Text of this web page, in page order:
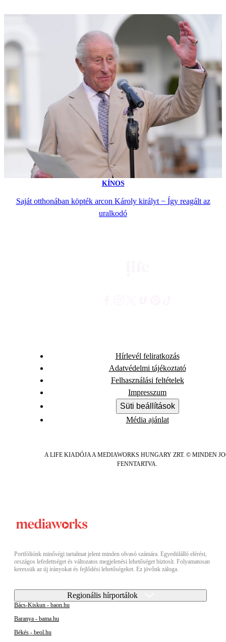
KÍNOS
Saját otthonában köpték arcon Károly királyt − Így reagált az
uralkodó
Hírlevél feliratkozás
Adatvédelmi tájékoztató
Felhasználási feltételek
Impresszum
Süti beállítások
Média ajánlat
A LIFE KIADÓJA A MEDIAWORKS HUNGARY ZRT. © MINDEN
FENNTARTVA.
Portfóliónk minőségi tartalmat jelent minden olvasó számára. Egyedülálló elérést,
országos lefedettséget és változatos megjelenési lehetőséget biztosít. Folyamatosan
keressük az új irányokat és fejlődési lehetőségeket. Ez jövőnk záloga.
Regionális hírportálok
Bács-Kiskun - baon.hu
Baranya - bama.hu
Békés - beol.hu